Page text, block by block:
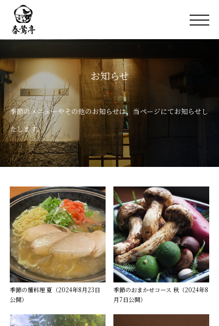
お知らせ
季節のメニューやその他のお知らせは、当ページにてお知らせし
たします。
季節の麺料理 夏（2024年8月23日
公開）
季節のおまかせコース 秋（2024年8
月7日公開）